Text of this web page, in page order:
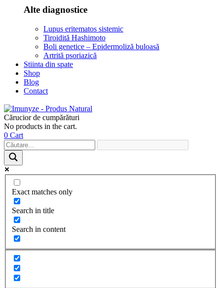
Alte diagnostice
Lupus eritematos sistemic
Tiroidită Hashimoto
Boli genetice – Epidermoliză buloasă
Artrită psoriazică
Stiinta din spate
Shop
Blog
Contact
Cărucior de cumpărături
No products in the cart.
0 Cart
Exact matches only
Search in title
Search in content